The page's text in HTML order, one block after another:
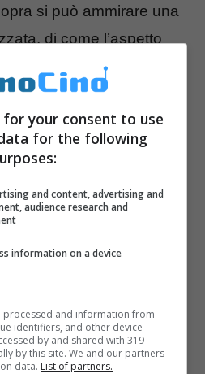
si può ammirare una
di come l’aspetto
mutamento. Il gioco
alla notte, la
e cangiante promette
italiana), si è
ovviamente,
grado di resistere anche
your consent to use
for the following
and content, advertising and
audience research and
information on a device
processed and information from
identifiers, and other device
by and shared with 319
by this site. We and our partners
data. List of partners.